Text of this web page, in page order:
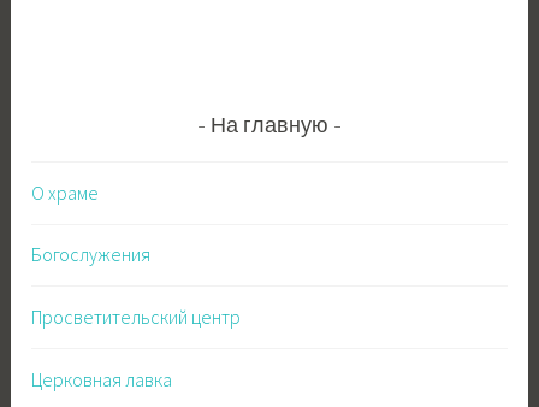
На главную
О храме
Богослужения
Просветительский центр
Церковная лавка